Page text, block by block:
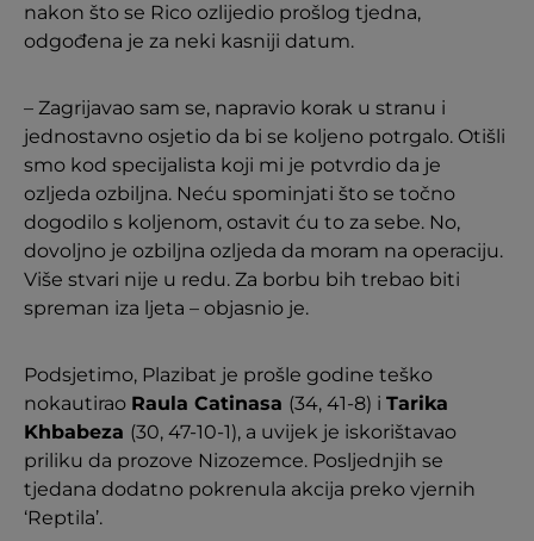
nakon što se Rico ozlijedio prošlog tjedna,
odgođena je za neki kasniji datum.
– Zagrijavao sam se, napravio korak u stranu i
jednostavno osjetio da bi se koljeno potrgalo. Otišli
smo kod specijalista koji mi je potvrdio da je
ozljeda ozbiljna. Neću spominjati što se točno
dogodilo s koljenom, ostavit ću to za sebe. No,
dovoljno je ozbiljna ozljeda da moram na operaciju.
Više stvari nije u redu. Za borbu bih trebao biti
spreman iza ljeta – objasnio je.
Podsjetimo, Plazibat je prošle godine teško
nokautirao Raula Catinasa (34, 41-8) i Tarika
Khbabeza (30, 47-10-1), a uvijek je iskorištavao
priliku da prozove Nizozemce. Posljednjih se
tjedana dodatno pokrenula akcija preko vjernih
‘Reptila’.